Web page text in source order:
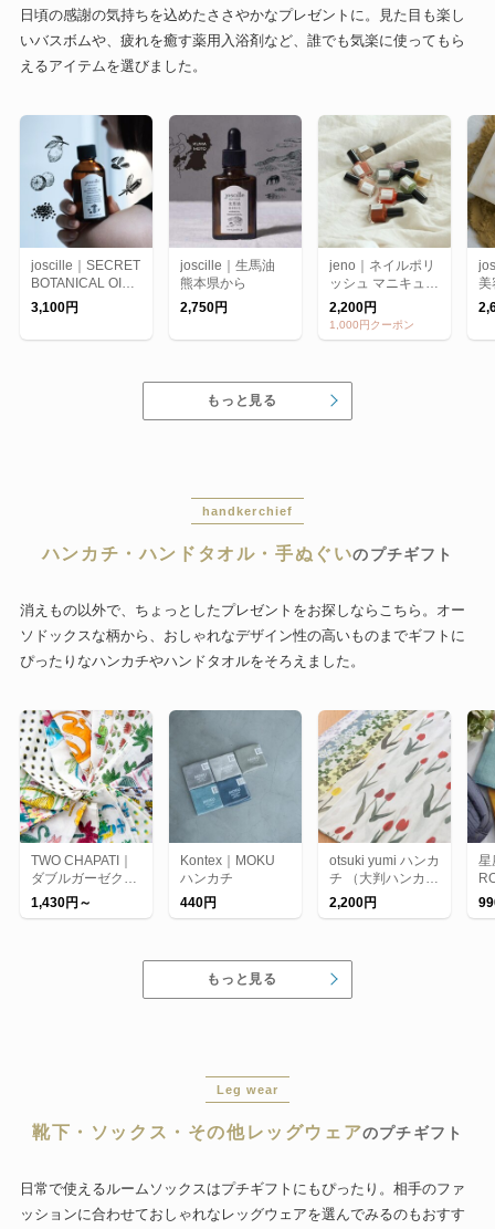
日頃の感謝の気持ちを込めたささやかなプレゼントに。見た目も楽し
いバスボムや、疲れを癒す薬用入浴剤など、誰でも気楽に使ってもら
えるアイテムを選びました。
joscille｜SECRET
BOTANICAL OIL/
シークレットボタ
ニカルオイル
3,100円
joscille｜生馬油
熊本県から
2,750円
jeno｜ネイルポリ
ッシュ マニキュ
ア/トップコート/
ベースコート【メ
ール便】
2,200円
1,000円クーポン
美
もっと見る
handkerchief
ハンカチ・ハンドタオル・手ぬぐいのプチギフト
消えもの以外で、ちょっとしたプレゼントをお探しならこちら。オー
ソドックスな柄から、おしゃれなデザイン性の高いものまでギフトに
ぴったりなハンカチやハンドタオルをそろえました。
TWO CHAPATI｜
ダブルガーゼクロ
ス（大判ハンカ
チ）【プレゼン
1,430円～
Kontex｜MOKU
ハンカチ
440円
otsuki yumi ハンカ
チ （大判ハンカ
チ）
2,200円
星
カ
もっと見る
Leg wear
靴下・ソックス・その他レッグウェアのプチギフト
日常で使えるルームソックスはプチギフトにもぴったり。相手のファ
ッションに合わせておしゃれなレッグウェアを選んでみるのもおすす